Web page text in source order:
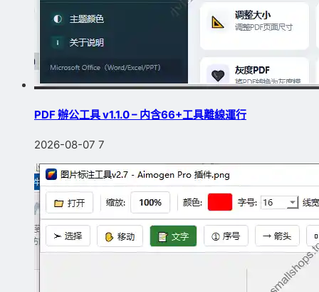
PDF 辦公工具 v1.1.0 – 内含66+工具離線運行
2026-08-07 7